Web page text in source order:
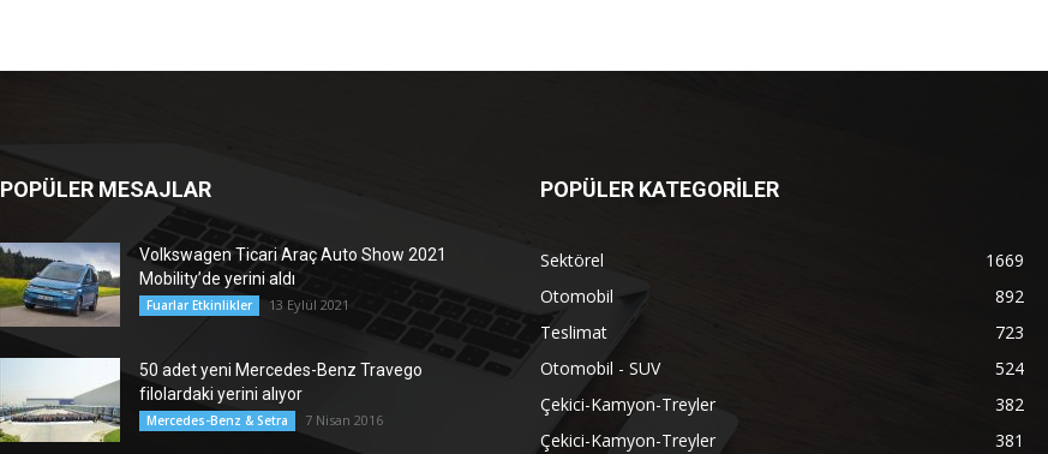
POPÜLER MESAJLAR
Volkswagen Ticari Araç Auto Show 2021
Mobility’de yerini aldı
Fuarlar Etkinlikler 13 Eylül 2021
50 adet yeni Mercedes-Benz Travego
filolardaki yerini alıyor
Mercedes-Benz & Setra 7 Nisan 2016
POPÜLER KATEGORİLER
Sektörel
1669
Otomobil
892
Teslimat
723
Otomobil - SUV
524
Çekici-Kamyon-Treyler
382
Çekici-Kamyon-Treyler
381